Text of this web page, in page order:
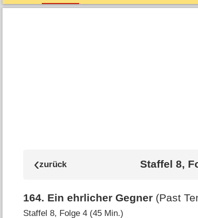
Staffel 8,
164. Ein ehrlicher Gegner (Past
Staffel 8, Folge 4 (45 Min.)